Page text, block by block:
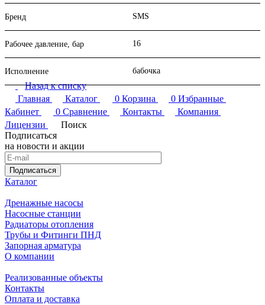
Бренд SMS
Рабочее давление, бар 16
Исполнение бабочка
Назад к списку
Главная
Каталог 0 Корзина 0 Избранные
Кабинет
0 Сравнение Контакты
Компания
Лицензии
Поиск
Подписаться
на новости и акции
Подписаться
Каталог
Дренажные насосы
Насосные станции
Радиаторы отопления
Трубы и Фитинги ПНД
Запорная арматура
О компании
Реализованные объекты
Контакты
Оплата и доставка